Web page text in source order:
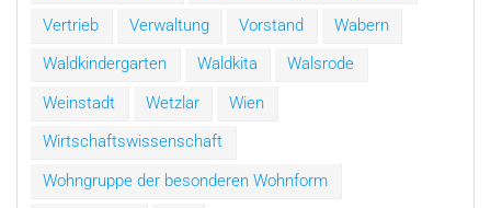
Vertrieb
Verwaltung Vorstand
Wabern
Waldkindergarten
Waldkita
Walsrode
Weinstadt
Wetzlar
Wien
Wirtschaftswissenschaft
Wohngruppe der besonderen Wohnform